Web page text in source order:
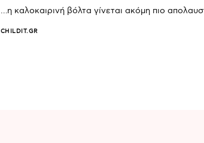
…η καλοκαιρινή βόλτα γίνεται ακόμη πιο
CHILDIT.GR